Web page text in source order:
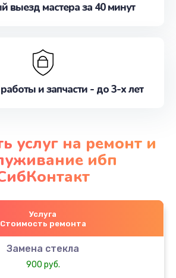
выезд мастера за 40 минут
и запчасти - до 3-х лет
услуг на ремонт и
ибп
Услуга
Стоимость ремонта
Замена стекла
900 руб.